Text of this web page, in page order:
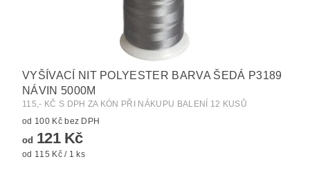
VYŠÍVACÍ NIT POLYESTER BARVA ŠEDÁ P3189
NÁVIN 5000M
115,- KČ S DPH ZA KÓN PŘI NÁKUPU BALENÍ 12 KUSŮ
od 100 Kč bez DPH
od 121 Kč
od 115 Kč / 1 ks